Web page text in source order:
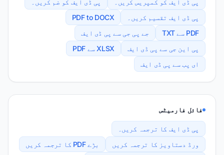
پی ڈی ایف کو کمپریس کریں۔
پی ڈی ایف کو ضم کریں۔
پی ڈی ایف تقسیم کریں۔
PDF to DOCX
PDF سے TXT
جے پی جی سے پی ڈی ایف
پی این جی سے پی ڈی ایف
XLSX سے PDF
ای پب سے پی ڈی ایف
فائل فارمیٹس
پی ڈی ایف کا ترجمہ کریں۔
ورڈ دستاویز کا ترجمہ کریں
بڑے PDF کا ترجمہ کریں